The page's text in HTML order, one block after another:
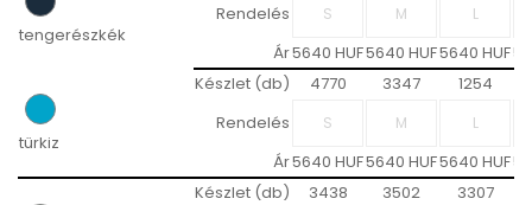
tengerészkék
Rendelés
Ár5640 HUF5640 HUF5640 HUF
türkiz
Készlet (db) 4770 3347
1254
Rendelés
Ár5640 HUF5640 HUF5640 HUF
Készlet (db) 3438 3502 3307